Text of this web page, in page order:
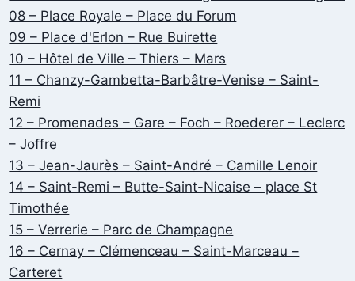
08 – Place Royale – Place du Forum
09 – Place d'Erlon – Rue Buirette
10 – Hôtel de Ville – Thiers – Mars
11 – Chanzy-Gambetta-Barbâtre-Venise – Saint-
Remi
12 – Promenades – Gare – Foch – Roederer – Leclerc
– Joffre
13 – Jean-Jaurès – Saint-André – Camille Lenoir
14 – Saint-Remi – Butte-Saint-Nicaise – place St
Timothée
15 – Verrerie – Parc de Champagne
16 – Cernay – Clémenceau – Saint-Marceau –
Carteret